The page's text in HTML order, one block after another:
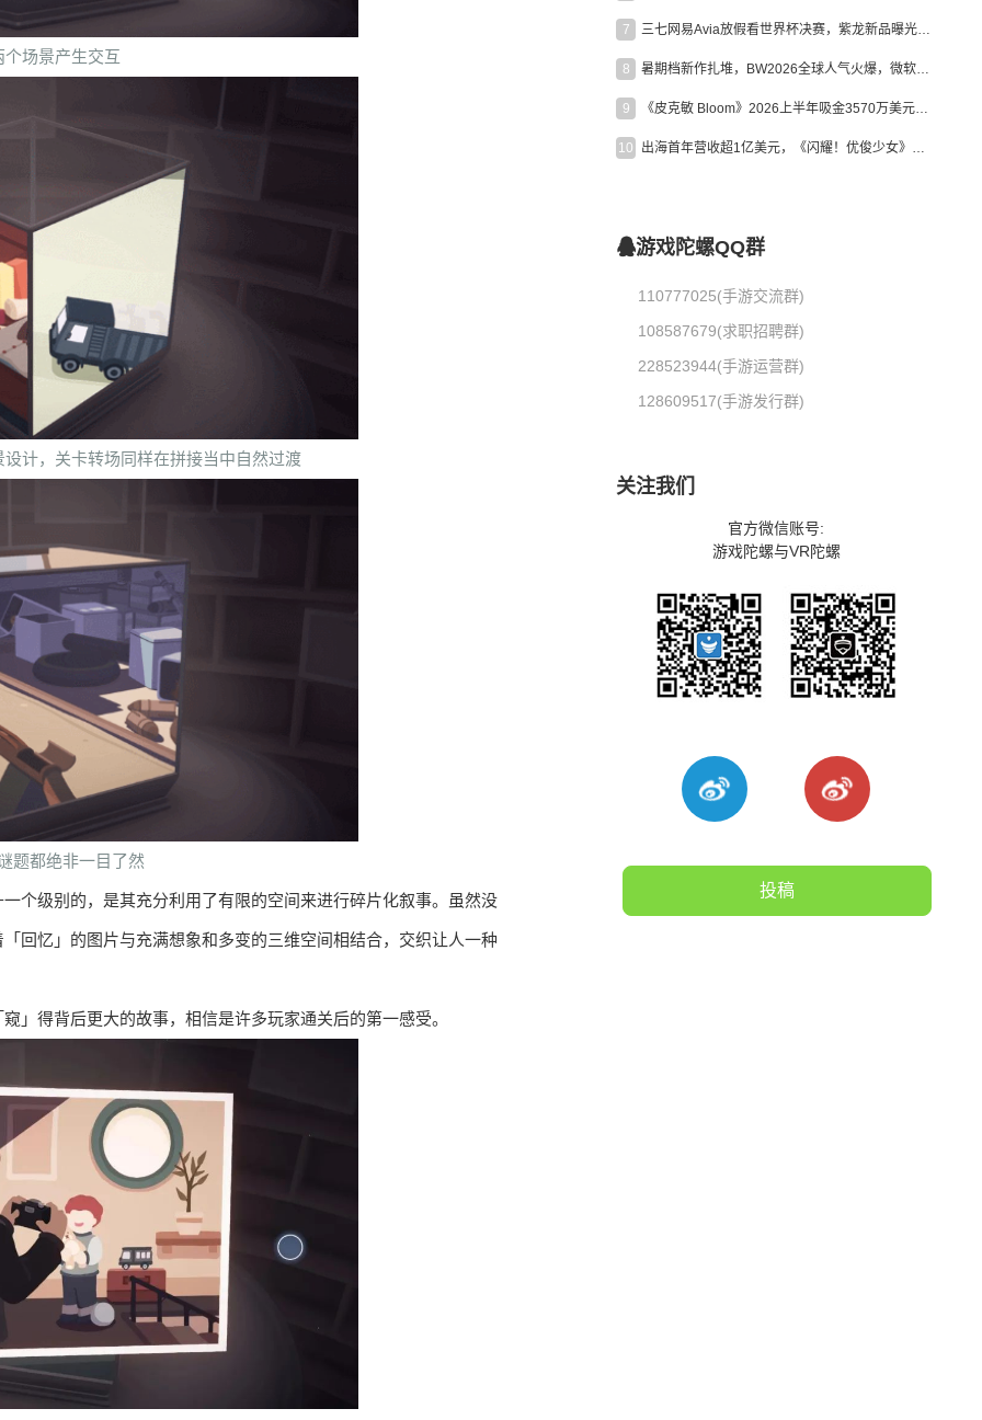
个场景产生交互
计，关卡转场同样在拼接当中自然过渡
题都绝非一目了然
个级别的，是其充分利用了有限的空间来进行碎片化叙事。虽然没
回忆」的图片与充满想象和多变的三维空间相结合，交织让人一种
」得背后更大的故事，相信是许多玩家通关后的第一感受。
7 三七网易Avia放假看世界杯决赛，紫龙新品曝光，米哈游新作上线 | 陀螺周报
8 暑期档新作扎堆，BW2026全球人气火爆，微软XBOX大裁员|陀螺周报
9 《皮克敏 Bloom》2026上半年吸金3570万美元，中国台湾成最大市场
10 出海首年营收超1亿美元，《闪耀！优俊少女》美国市场占比达七成
游戏陀螺QQ群
110777025(手游交流群)
108587679(求职招聘群)
228523944(手游运营群)
128609517(手游发行群)
关注我们
官方微信账号:
游戏陀螺与VR陀螺
投稿